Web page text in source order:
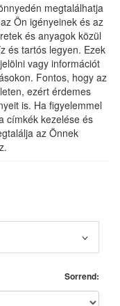
megtalálhatja
Ön igényeinek és az
és anyagok közül
és tartós legyen. Ezek
vagy információt
Fontos, hogy az
ezért érdemes
is. Ha figyelemmel
címkék kezelése és
az Önnek
Sorrend: